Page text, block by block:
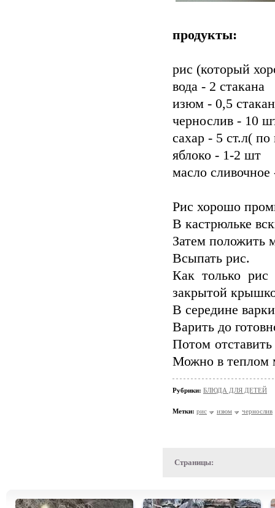
продукты:
рис (который
вода - 2 стакана
изюм - 0,5
чернослив - 10
сахар - 5 ст.л(
яблоко - 1-2 шт
масло
Рис хорошо
В кастрюльке
Затем положить
Всыпать рис.
Как только рис
закрытой
В середине
Варить до
Потом
Можно в теплом
Рубрики: БЛЮДА ДЛЯ ДЕТЕЙ
Метки: рис изюм чернослив
Страницы: